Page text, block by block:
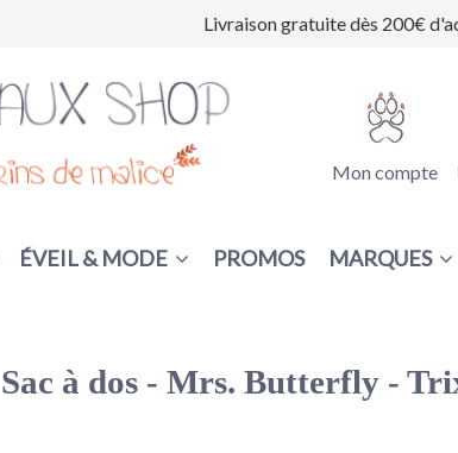
Livraison gratuite dès 200€
Mon compte
ÉVEIL & MODE PROMOS MARQUES
Sac à dos - Mrs. Butterfly -